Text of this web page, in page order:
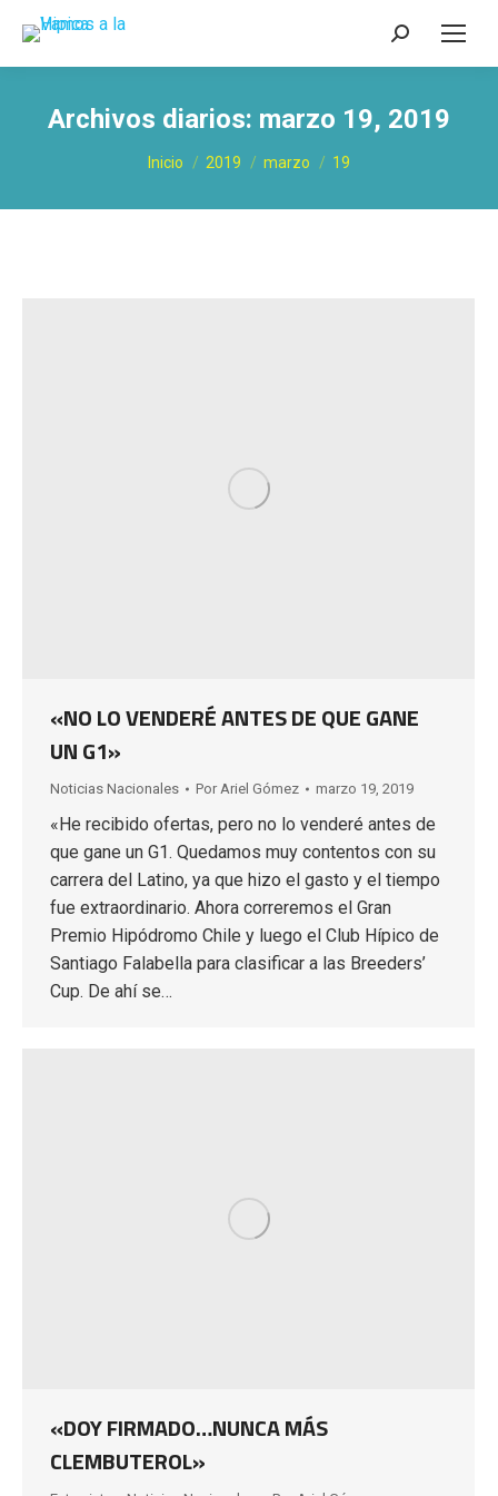
Buscar:
Archivos diarios: marzo 19, 2019
Estás aquí:
Inicio 2019 marzo 19
«NO LO VENDERÉ ANTES DE QUE GANE
UN G1»
Noticias Nacionales Por Ariel Gómez marzo 19, 2019
«He recibido ofertas, pero no lo venderé antes de
que gane un G1. Quedamos muy contentos con su
carrera del Latino, ya que hizo el gasto y el tiempo
fue extraordinario. Ahora correremos el Gran
Premio Hipódromo Chile y luego el Club Hípico de
Santiago Falabella para clasificar a las Breeders’
Cup. De ahí se…
«DOY FIRMADO…NUNCA MÁS
CLEMBUTEROL»